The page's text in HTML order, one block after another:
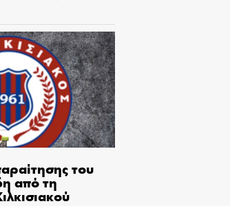
του
από τη